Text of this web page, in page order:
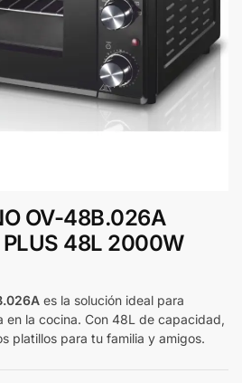
OV-48B.026A
48L 2000W
es la solución ideal para
en la cocina. Con 48L de capacidad,
platillos para tu familia y amigos.